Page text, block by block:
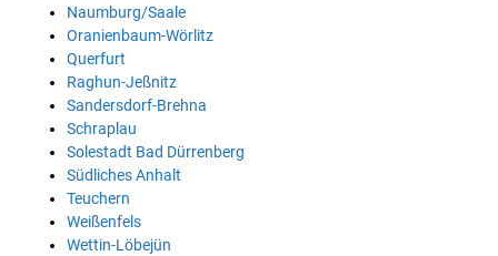
Naumburg/Saale
Oranienbaum-Wörlitz
Querfurt
Raghun-Jeßnitz
Sandersdorf-Brehna
Schraplau
Solestadt Bad Dürrenberg
Südliches Anhalt
Teuchern
Weißenfels
Wettin-Löbejün